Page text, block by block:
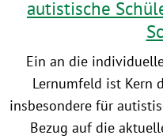
autistische
Ein an die
Lernumfeld ist Kern
insbesondere für
Bezug auf die